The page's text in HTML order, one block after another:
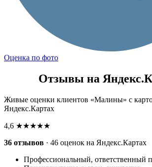
Оценка по фото
Отзывы на
Живые оценки клиентов «Малины» с
Яндекс.Картах
4,6 ★★★★★
36 отзывов · 46 оценок на Яндекс.Картах
Профессиональный, ответственный